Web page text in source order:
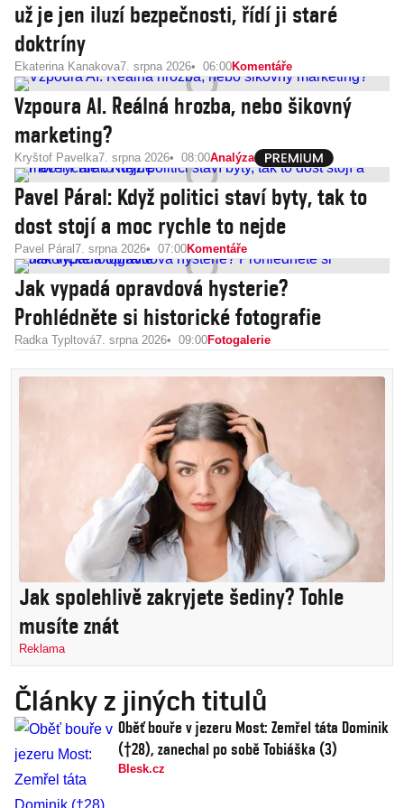
už je jen iluzí bezpečnosti, řídí ji staré
doktríny
Ekaterina Kanakova7. srpna 2026 06:00Komentáře
Vzpoura AI. Reálná hrozba, nebo šikovný
marketing?
Kryštof Pavelka7. srpna 2026 08:00Analýza
Pavel Páral: Když politici staví byty, tak to
dost stojí a moc rychle to nejde
Pavel Páral 7. srpna 2026 07:00Komentáře
Jak vypadá opravdová hysterie?
Prohlédněte si historické fotografie
Radka Typltová7. srpna 2026 09:00Fotogalerie
Jak spolehlivě zakryjete šediny? Tohle
musíte znát
Reklama
Články z jiných titulů
Oběť bouře v jezeru Most: Zemřel táta Dominik
(†28), zanechal po sobě Tobiáška (3)
Blesk.cz